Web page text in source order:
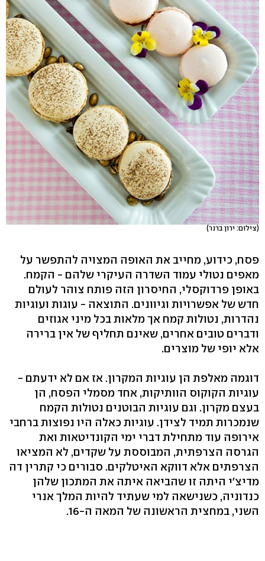
(צילום: ירון ברנר)
פסח, כידוע, מחייב את האופה המצויה להתפשר על
מאפים נטולי עמוד השדרה העיקרי שלהם - הקמח.
באופן פרדוקסלי, החיסרון הזה פותח צוהר לעולם
חדש של אפשרויות וגיוונים. התוצאה - עוגות ועוגיות
נהדרות, נטולות קמח אך מלאות בכל מיני אגוזים
ודברים טובים אחרים, שאינם תחליף של אין ברירה
אלא יופי של מוצרים.
דוגמה מאלפת הן עוגיות המקרון. אז אם לא ידעתם -
עוגיות הקוקוס הוותיקות, אחד מסמלי הפסח, הן
בעצם מקרון. וגם עוגיות הבוטנים נטולות הקמח
שנמכרות תמיד לצידן. עוגיות כאלה היו נפוצות ברחבי
אירופה עוד מתחילת דברי ימי הקונדיטאות ואת
הגרסה הצרפתית, המבוססת על שקדים, לא המציאו
הצרפתים אלא דווקא האיטלקים. סבורים כי קתרין דה
מדיצ'י היתה זו שהביאה איתה את המתכון שלהן
כנדוניה, כשנישאה למי שעתיד להיות המלך אנרי
השני, במחצית הראשונה של המאה ה-16.